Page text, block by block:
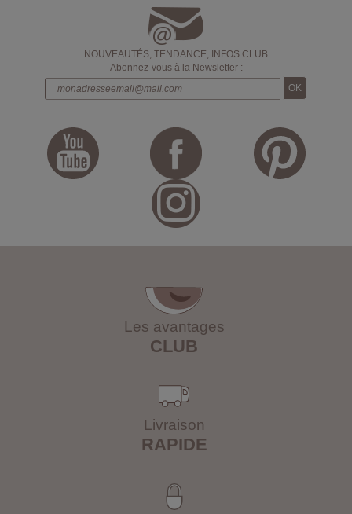
NOUVEAUTÉS, TENDANCE, INFOS CLUB
Abonnez-vous à la Newsletter :
Les avantages
CLUB
Livraison
RAPIDE